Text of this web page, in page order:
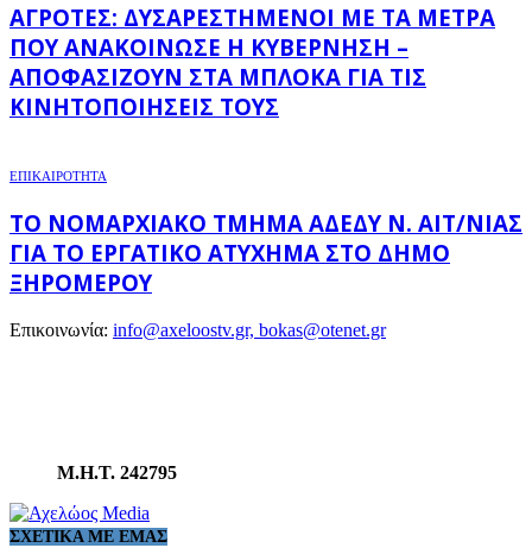
ΑΓΡΌΤΕΣ: ΔΥΣΑΡΕΣΤΗΜΈΝΟΙ ΜΕ ΤΑ ΜΈΤΡΑ
ΠΟΥ ΑΝΑΚΟΊΝΩΣΕ Η ΚΥΒΈΡΝΗΣΗ –
ΑΠΟΦΑΣΊΖΟΥΝ ΣΤΑ ΜΠΛΌΚΑ ΓΙΑ ΤΙΣ
ΚΙΝΗΤΟΠΟΙΉΣΕΙΣ ΤΟΥΣ
ΕΠΙΚΑΙΡΟΤΗΤΑ
ΤΟ ΝΟΜΑΡΧΙΑΚΌ ΤΜΉΜΑ ΑΔΕΔΥ Ν. ΑΙΤ/ΝΊΑΣ
ΓΙΑ ΤΟ ΕΡΓΑΤΙΚΌ ΑΤΎΧΗΜΑ ΣΤΟ ΔΉΜΟ
ΞΗΡΟΜΈΡΟΥ
Επικοινωνία: info@axeloostv.gr, bokas@otenet.gr
Μ.Η.Τ. 242795
ΣΧΕΤΙΚΆ ΜΕ ΕΜΆΣ